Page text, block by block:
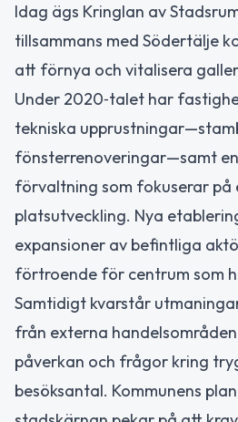
Idag ägs Kringlan av
tillsammans med Södertälje
att förnya och vitalisera
Under 2020‑talet har
tekniska
fönsterrenoveringar—samt
förvaltning som fokuserar på
platsutveckling. Nya
expansioner av befintliga
förtroende för centrum som
Samtidigt kvarstår
från externa
påverkan och frågor kring
besöksantal. Kommunens